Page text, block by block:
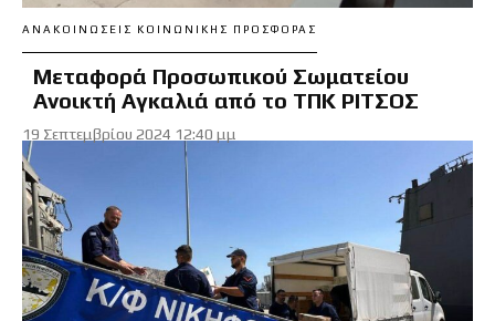
ΑΝΑΚΟΙΝΏΣΕΙΣ ΚΟΙΝΩΝΙΚΉΣ ΠΡΟΣΦΟΡΆΣ
Μεταφορά Προσωπικού Σωματείου
Ανοικτή Αγκαλιά από το ΤΠΚ ΡΙΤΣΟΣ
19 Σεπτεμβρίου 2024 12:40 μμ